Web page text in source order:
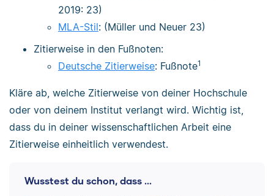
2019: 23)
MLA-Stil: (Müller und Neuer 23)
Zitierweise in den Fußnoten:
Deutsche Zitierweise: Fußnote1
Kläre ab, welche Zitierweise von deiner Hochschule
oder von deinem Institut verlangt wird. Wichtig ist,
dass du in deiner wissenschaftlichen Arbeit eine
Zitierweise einheitlich verwendest.
Wusstest du schon, dass ...